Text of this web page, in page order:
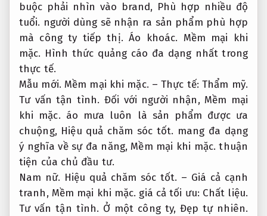
buộc phải nhìn vào brand, Phù hợp nhiều độ
tuổi. người dùng sẽ nhận ra sản phẩm phù hợp
mà công ty tiếp thị.Áo khoác. Mềm mại khi
mặc. Hình thức quảng cáo đa dạng nhất trong
thực tế.
Mẫu mới. Mềm mại khi mặc. – Thực tế:Thẩm mỹ.
Tư vấn tận tình. Đối với người nhận,Mềm mại
khi mặc. áo mưa luôn là sản phẩm được ưa
chuộng, Hiệu quả chăm sóc tốt. mang đa dạng
ý nghĩa về sự đa năng,Mềm mại khi mặc. thuận
tiện của chủ đầu tư.
Nam nữ. Hiệu quả chăm sóc tốt. – Giá cả cạnh
tranh, Mềm mại khi mặc. giá cả tối ưu: Chất liệu.
Tư vấn tận tình. Ở một công ty, Đẹp tự nhiên.